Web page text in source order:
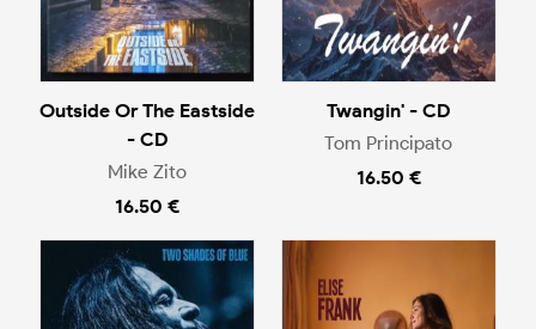
Outside Or The Eastside
- CD
Mike Zito
16.50 €
Twangin' - CD
Tom Principato
16.50 €